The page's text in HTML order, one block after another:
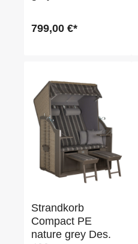
799,00 €*
Strandkorb
Compact PE
nature grey Des.